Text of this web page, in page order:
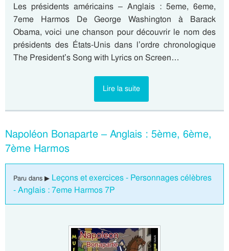
Les présidents américains – Anglais : 5eme, 6eme,
7eme Harmos De George Washington à Barack
Obama, voici une chanson pour découvrir le nom des
présidents des États-Unis dans l’ordre chronologique
The President’s Song with Lyrics on Screen…
Lire la suite
Napoléon Bonaparte – Anglais : 5ème, 6ème,
7ème Harmos
Paru dans ▶ Leçons et exercices - Personnages célèbres
- Anglais : 7eme Harmos 7P